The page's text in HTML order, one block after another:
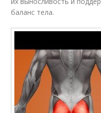
баланс тела.